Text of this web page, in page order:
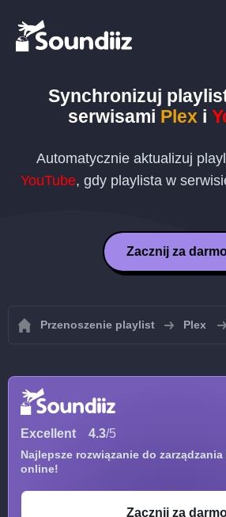
Synchronizuj
serwisami Plex i
Automatycznie aktualizuj
YouTube, gdy playlista w
Zacznij za
Przenoszenie playlist Plex
Excellent 4.3/5
Najlepsze rozwiązanie do
online!
Zacznij za